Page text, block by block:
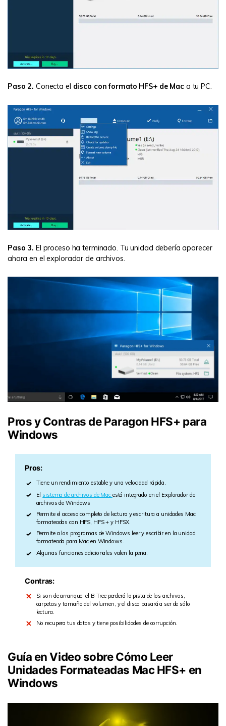
Paso 2. Conecta el disco con formato HFS+ de Mac a tu PC.
Paso 3. El proceso ha terminado. Tu unidad debería aparecer
ahora en el explorador de archivos.
Pros y Contras de Paragon HFS+ para
Windows
Pros:
Tiene un rendimiento estable y una velocidad rápida.
El sistema de archivos de Mac está integrado en el Explorador de
archivos de Windows
Permite el acceso completo de lectura y escritura a unidades Mac
formateadas con HFS, HFS + y HFSX.
Permite a los programas de Windows leer y escribir en la unidad
formateada para Mac en Windows.
Algunas funciones adicionales valen la pena.
Contras:
Si son de arranque, el B-Tree perderá la pista de los archivos,
carpetas y tamaño del volumen, y el disco pasará a ser de sólo
lectura.
No recupera tus datos y tiene posibilidades de corrupción.
Guía en Video sobre Cómo Leer
Unidades Formateadas Mac HFS+ en
Windows